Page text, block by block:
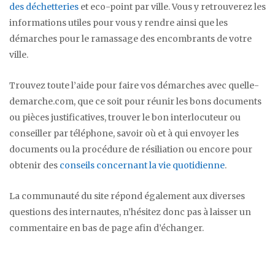
des déchetteries et eco-point par ville. Vous y retrouverez les
informations utiles pour vous y rendre ainsi que les
démarches pour le ramassage des encombrants de votre
ville.
Trouvez toute l’aide pour faire vos démarches avec quelle-
demarche.com, que ce soit pour réunir les bons documents
ou pièces justificatives, trouver le bon interlocuteur ou
conseiller par téléphone, savoir où et à qui envoyer les
documents ou la procédure de résiliation ou encore pour
obtenir des conseils concernant la vie quotidienne.
La communauté du site répond également aux diverses
questions des internautes, n’hésitez donc pas à laisser un
commentaire en bas de page afin d’échanger.